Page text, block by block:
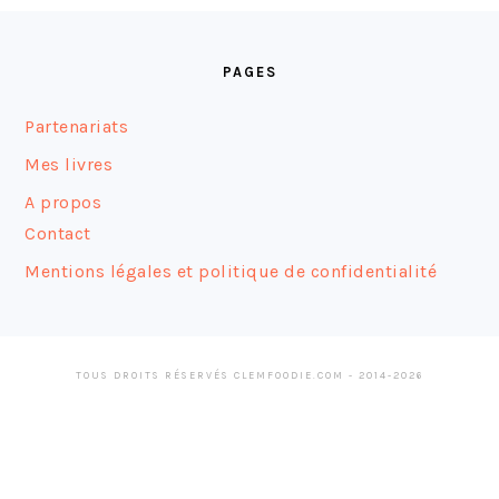
PAGES
Partenariats
Mes livres
A propos
Contact
Mentions légales et politique de confidentialité
TOUS DROITS RÉSERVÉS CLEMFOODIE.COM - 2014-2026